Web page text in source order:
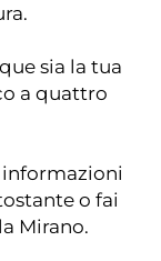
sia la tua
a quattro
o fai
Mirano.